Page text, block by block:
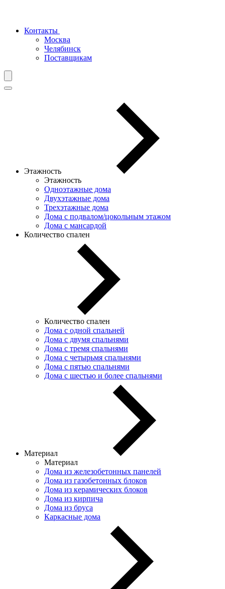
Контакты
Москва
Челябинск
Поставщикам
Этажность
Этажность
Одноэтажные дома
Двухэтажные дома
Трехэтажные дома
Дома с подвалом/цокольным этажом
Дома с мансардой
Количество спален
Количество спален
Дома с одной спальней
Дома с двумя спальнями
Дома с тремя спальнями
Дома с четырьмя спальнями
Дома с пятью спальнями
Дома с шестью и более спальнями
Материал
Материал
Дома из железобетонных панелей
Дома из газобетонных блоков
Дома из керамических блоков
Дома из кирпича
Дома из бруса
Каркасные дома